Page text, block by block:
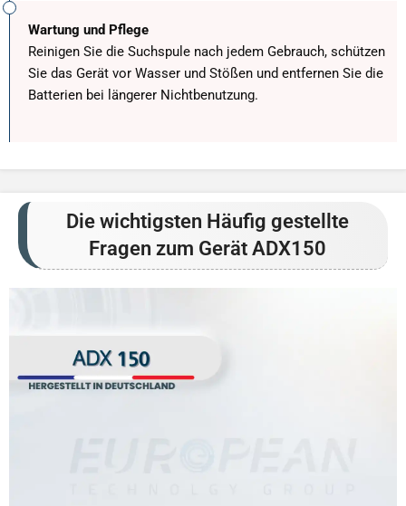
Wartung und Pflege
Reinigen Sie die Suchspule nach jedem Gebrauch, schützen
Sie das Gerät vor Wasser und Stößen und entfernen Sie die
Batterien bei längerer Nichtbenutzung.
Die wichtigsten Häufig gestellte
Fragen zum Gerät ADX150